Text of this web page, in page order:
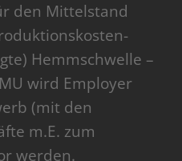
den Mittelstand
Hemmschwelle –
wird Employer
(mit den
m.E. zum
werden.